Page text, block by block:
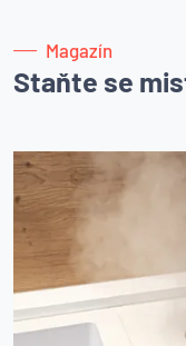
Magazín
Staňte se